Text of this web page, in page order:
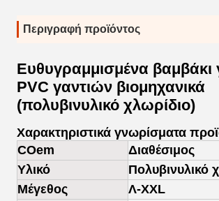
Περιγραφή προϊόντος
Ευθυγραμμισμένα βαμβάκι
PVC γαντιών βιομηχανικά
(πολυβινυλικό χλωρίδιο)
Χαρακτηριστικά γνωρίσματα
COem
Διαθέσιμος
Υλικό
Πολυβινυλικό
Μέγεθος
Λ-XXL